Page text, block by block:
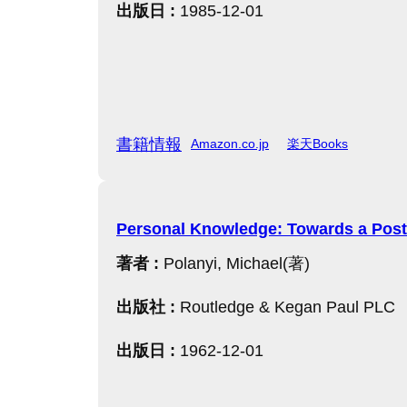
出版日 : 1985-12-01
書籍情報 Amazon.co.jp 楽天Books
Personal Knowledge: Towards a
著者 : Polanyi, Michael(著)
出版社 : Routledge & Kegan Paul PLC
出版日 : 1962-12-01